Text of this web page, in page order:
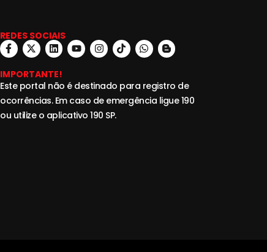
REDES SOCIAIS
IMPORTANTE!
Este portal não é destinado para registro de
ocorrências. Em caso de emergência ligue 190
ou utilize o aplicativo 190 SP.